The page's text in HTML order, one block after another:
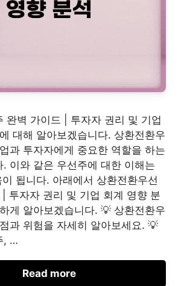
완벽 가이드 | 투자자 권리 및 기업
대해 알아보겠습니다. 상환전환우
과 투자자에게 중요한 역할을 하는
. 이와 같은 우선주에 대한 이해는
됩니다. 아래에서 상환전환우선
투자자 권리 및 기업 회계 영향 분
게 알아보겠습니다. 💡 상환전환우
과 위험을 자세히 알아보세요. 💡
, …
Read more